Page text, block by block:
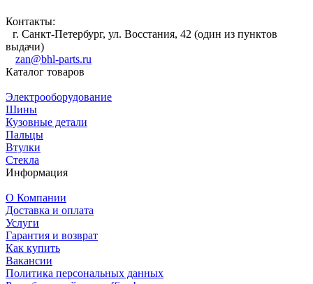
Контакты:
г. Санкт-Петербург, ул. Восстания, 42 (один из пунктов
выдачи)
zan@bhl-parts.ru
Каталог товаров
Электрооборудование
Шины
Кузовные детали
Пальцы
Втулки
Стекла
Информация
О Компании
Доставка и оплата
Услуги
Гарантия и возврат
Как купить
Вакансии
Политика персональных данных